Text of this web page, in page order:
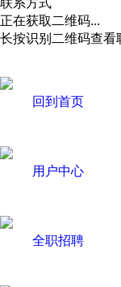
正在获取二维码...
长按识别二维码查看
回到首页
用户中心
全职招聘